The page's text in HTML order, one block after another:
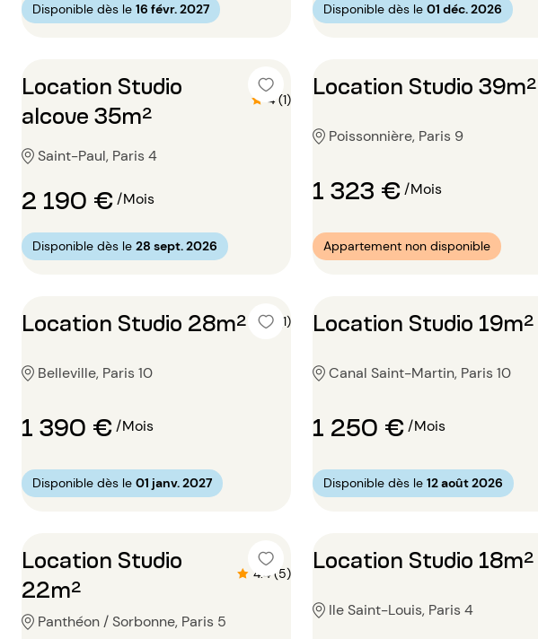
Disponible dès le 16 févr. 2027 Disponible dès le 01 déc. 2026
Location Studio
alcove 35m²
4 (1)
Saint-Paul, Paris 4
2 190 €/Mois
Disponible dès le 28 sept. 2026
Location Studio 39m²
Poissonnière, Paris 9
1 323 €/Mois
Appartement non disponible
Location Studio 28m² 4 (1)
Belleville, Paris 10
1 390 €/Mois
Disponible dès le 01 janv. 2027
Location Studio 19m²
Canal Saint-Martin, Paris 10
1 250 €/Mois
Disponible dès le 12 août 2026
Location Studio
22m²
4.4 (5)
Panthéon / Sorbonne, Paris 5
Location Studio 18m²
Ile Saint-Louis, Paris 4